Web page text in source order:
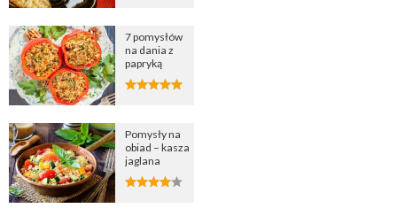
7 pomysłów
na dania z
papryką
Pomysły na
obiad – kasza
jaglana